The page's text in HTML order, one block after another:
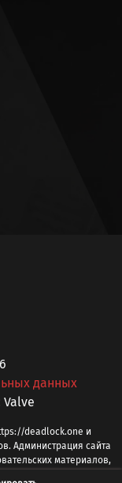
данных
deadlock.one и
Администрация сайта
материалов,